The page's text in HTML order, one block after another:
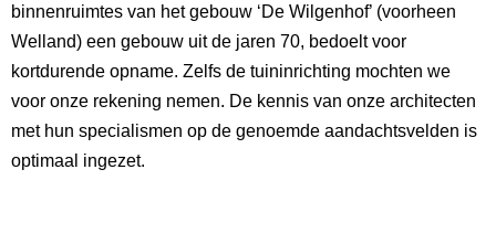
binnenruimtes van het gebouw ‘De Wilgenhof’ (voorheen
Welland) een gebouw uit de jaren 70, bedoelt voor
kortdurende opname. Zelfs de tuininrichting mochten we
voor onze rekening nemen. De kennis van onze architecten
met hun specialismen op de genoemde aandachtsvelden is
optimaal ingezet.